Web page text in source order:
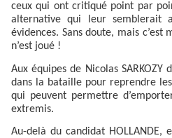
ceux qui ont critiqué point par
alternative qui leur semblerait
évidences. Sans doute, mais
n’est joué !
Aux équipes de Nicolas
dans la bataille pour reprendre
qui peuvent permettre
extremis.
Au-delà du candidat